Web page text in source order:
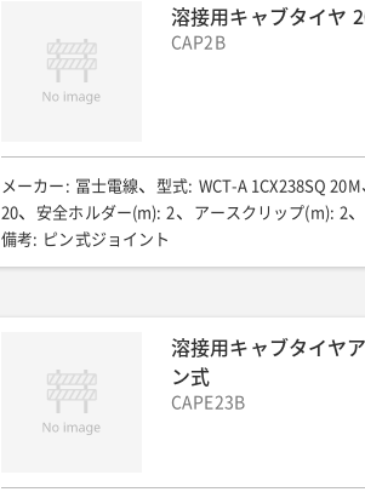
溶接用キャブタイヤ
CAP2B
メーカー : 冨士電線 型式: WCT-A 1CX238SQ 20M
20
安全ホルダー(m): 2 アースクリップ(m): 2
備考: ピン式ジョイント
溶接用キャブタイヤ
ン式
CAPE23B